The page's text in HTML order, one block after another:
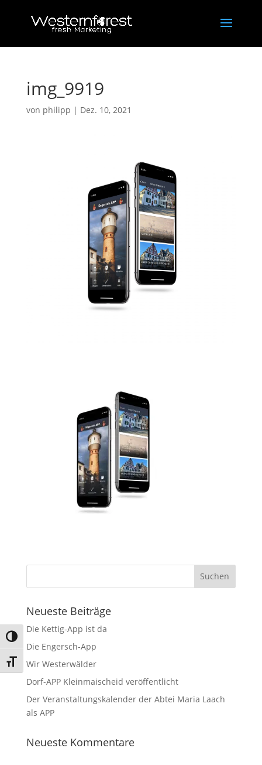
Umschalten auf hohe Kontraste
Schrift vergrößern
img_9919
von philipp | Dez. 10, 2021
Neueste Beiträge
Die Kettig-App ist da
Die Engersch-App
Wir Westerwälder
Dorf-APP Kleinmaischeid veröffentlicht
Der Veranstaltungskalender der Abtei Maria Laach
als APP
Neueste Kommentare